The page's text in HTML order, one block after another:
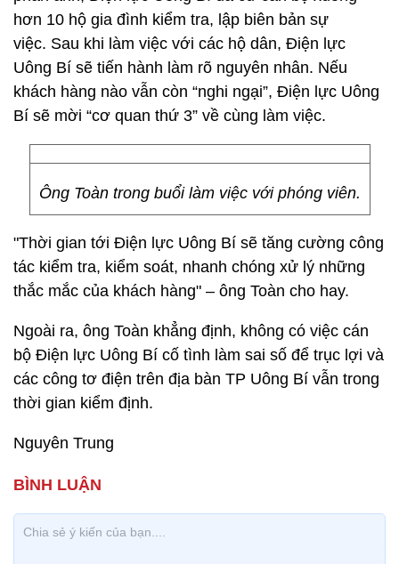
hơn 10 hộ gia đình kiểm tra, lập biên bản sự
việc. Sau khi làm việc với các hộ dân, Điện lực
Uông Bí sẽ tiến hành làm rõ nguyên nhân. Nếu
khách hàng nào vẫn còn “nghi ngại”, Điện lực Uông
Bí sẽ mời “cơ quan thứ 3” về cùng làm việc.
Ông Toàn trong buổi làm việc với phóng viên.
"Thời gian tới Điện lực Uông Bí sẽ tăng cường công
tác kiểm tra, kiểm soát, nhanh chóng xử lý những
thắc mắc của khách hàng" – ông Toàn cho hay.
Ngoài ra, ông Toàn khẳng định, không có việc cán
bộ Điện lực Uông Bí cố tình làm sai số để trục lợi và
các công tơ điện trên địa bàn TP Uông Bí vẫn trong
thời gian kiểm định.
Nguyên Trung